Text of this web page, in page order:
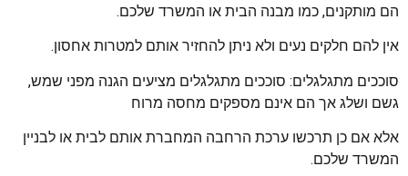
הם מותקנים, כמו מבנה הבית או המשרד שלכם.
אין להם חלקים נעים ולא ניתן להחזיר אותם למטרות אחסון.
סוככים מתגלגלים: סוככים מתגלגלים מציעים הגנה מפני שמש,
גשם ושלג אך הם אינם מספקים מחסה מרוח
אלא אם כן תרכשו ערכת הרחבה המחברת אותם לבית או לבניין
המשרד שלכם.